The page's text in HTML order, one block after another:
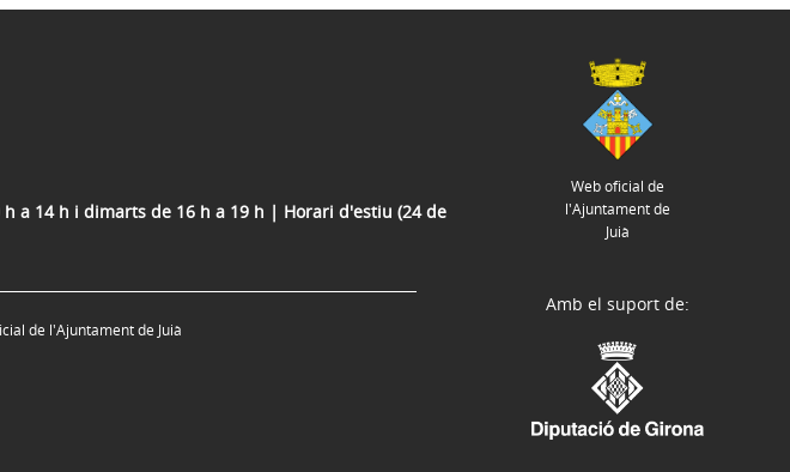
a 14 h i dimarts de 16 h a 19 h | Horari d'estiu (24 de
Web oficial de
l'Ajuntament de
Juià
de l'Ajuntament de Juià
Amb el suport de: